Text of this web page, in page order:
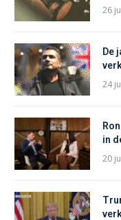
26
De
24
in
20